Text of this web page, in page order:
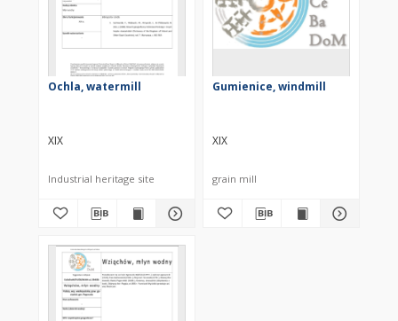
Ochla, watermill
XIX
Industrial heritage site
Gumienice, windmill
XIX
grain mill